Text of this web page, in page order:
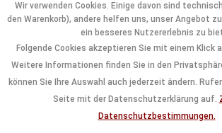
NAVIGATION
Wir verwenden Cookies. Einige davon sind
den Warenkorb), andere helfen uns, unser Angebot
ein besseres Nutzererlebnis zu
Folgende Cookies akzeptieren Sie mit einem Klick
Weitere Informationen finden Sie in den
können Sie Ihre Auswahl auch jederzeit ändern.
Seite mit der Datenschutzerklärung auf.
Datenschutzbestimmungen.